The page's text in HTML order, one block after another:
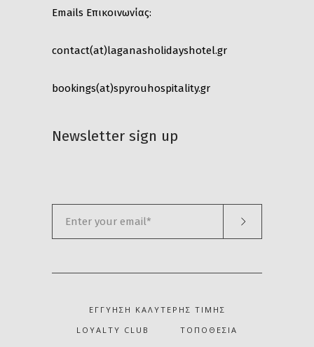
Emails Επικοινωνίας:
contact(at)laganasholidayshotel.gr
bookings(at)spyrouhospitality.gr
Newsletter sign up
ΕΓΓΎΗΣΗ ΚΑΛΎΤΕΡΗΣ ΤΙΜΉΣ
LOYALTY CLUB
ΤΟΠΟΘΕΣΊΑ